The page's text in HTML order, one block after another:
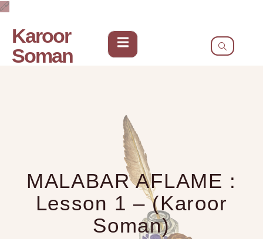
Karoor
Soman
MALABAR AFLAME :
Lesson 1 – (Karoor
Soman)